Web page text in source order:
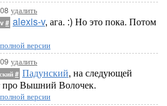
удалить
# alexis-v, ага. :) Но это пока. Потом
версии
удалить
# Падунский, на следующей
про Вышний Волочек.
версии